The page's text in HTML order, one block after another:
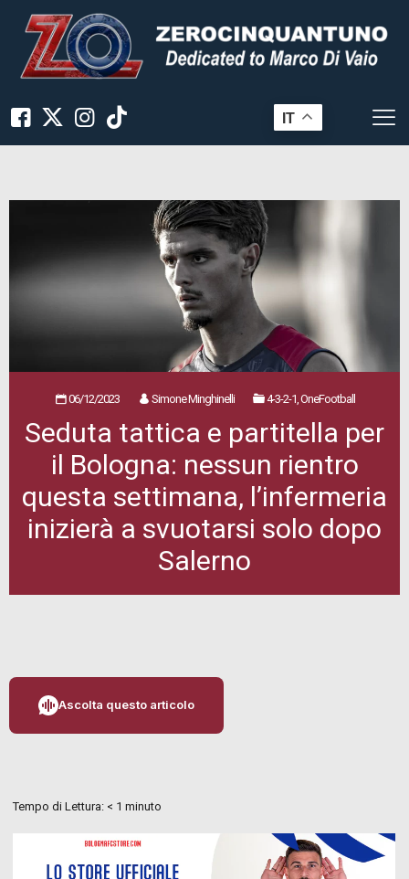
IT
06/12/2023 Simone Minghinelli 4-3-2-1, OneFootball
Seduta tattica e partitella per
il Bologna: nessun rientro
questa settimana, l’infermeria
inizierà a svuotarsi solo dopo
Salerno
Ascolta questo articolo
Tempo di Lettura: < 1 minuto